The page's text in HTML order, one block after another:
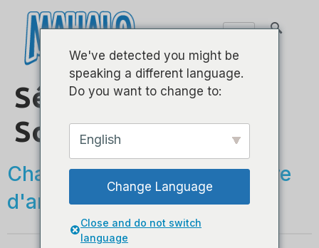
Série Art II –
Soprano
Chaque design est une œuvre
d'art !
We've detected you might be
speaking a different language.
Do you want to change to:
English
Change Language
Close and do not switch
language